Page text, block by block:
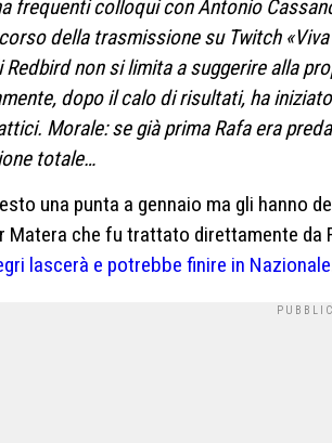
frequenti colloqui con Antonio
della trasmissione su Twitch
Redbird non si limita a suggerire alla
dopo il calo di risultati, ha
Morale: se già prima Rafa era
totale…
una punta a gennaio ma gli hanno
Matera che fu trattato direttamente da
lascerà e potrebbe finire in Nazionale